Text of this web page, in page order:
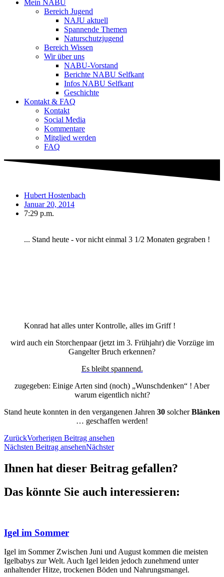
Mein NABU
Bereich Jugend
NAJU aktuell
Spannende Themen
Naturschutzjugend
Bereich Wissen
Wir über uns
NABU-Vorstand
Berichte NABU Selfkant
Infos NABU Selfkant
Geschichte
Kontakt & FAQ
Kontakt
Social Media
Kommentare
Mitglied werden
FAQ
Hubert Hostenbach
Januar 20, 2014
7:29 p.m.
... Stand heute - vor nicht einmal 3 1/2 Monaten gegraben !
Konrad hat alles unter Kontrolle, alles im Griff !
wird auch ein Storchenpaar (jetzt im 3. Frühjahr) die Vorzüge im
Gangelter Bruch erkennen?
Es bleibt spannend.
zugegeben: Einige Arten sind (noch) „Wunschdenken“ ! Aber
warum eigentlich nicht?
Stand heute konnten in den vergangenen Jahren 30 solcherBlänken
… geschaffen werden!
ZurückVorherigen Beitrag ansehen
Nächsten Beitrag ansehenNächster
Ihnen hat dieser Beitrag gefallen?
Das könnte Sie auch interessieren:
Igel im Sommer
Igel im Sommer Zwischen Juni und August kommen die meisten
Igelbabys zur Welt. Auch Igel leiden jedoch zunehmend unter
anhaltender Hitze, trockenen Böden und Nahrungsmangel.